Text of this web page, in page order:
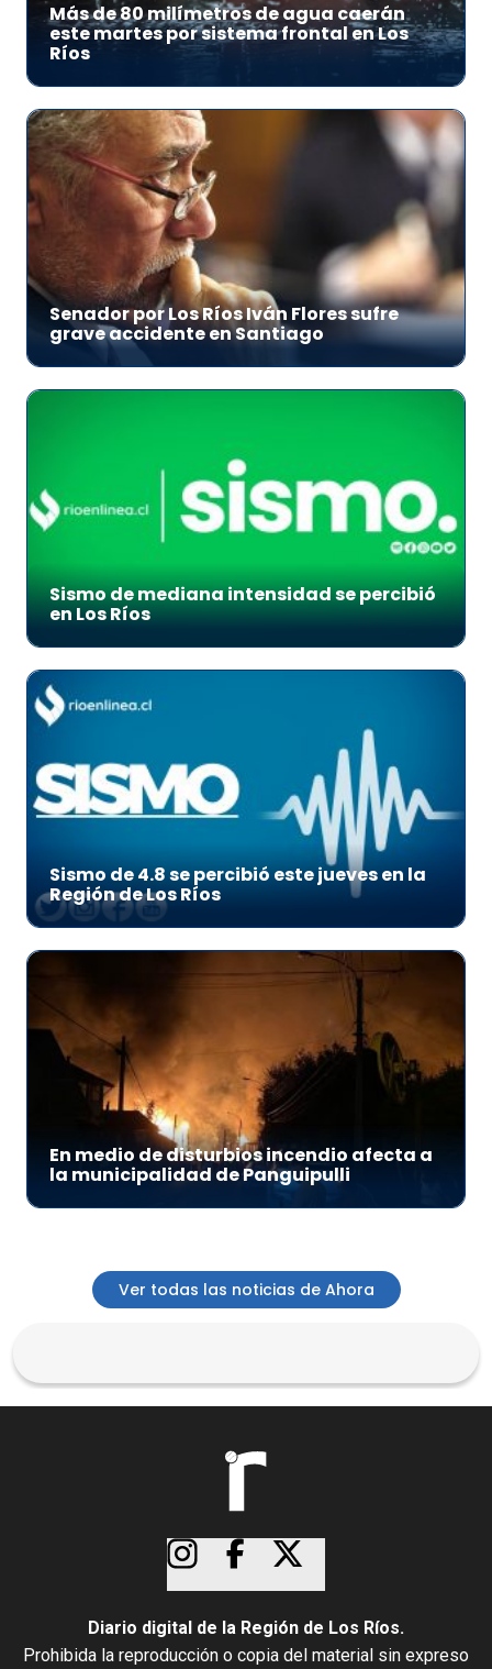
Más de 80 milímetros de agua caerán
este martes por sistema frontal en Los
Ríos
Senador por Los Ríos Iván Flores sufre
grave accidente en Santiago
Sismo de mediana intensidad se percibió
en Los Ríos
Sismo de 4.8 se percibió este jueves en la
Región de Los Ríos
En medio de disturbios incendio afecta a
la municipalidad de Panguipulli
Ver todas las noticias de Ahora
Diario digital de la Región de Los Ríos.
Prohibida la reproducción o copia del material sin expreso